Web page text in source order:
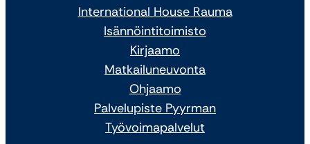
International House Rauma
Isännöintitoimisto
Kirjaamo
Matkailuneuvonta
Ohjaamo
Palvelupiste Pyyrman
Työvoimapalvelut